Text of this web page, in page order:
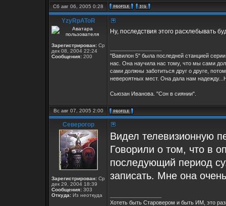
Сб авг 06, 2005 0:28
YzyRpAToR
Зарегистрирован: Ср
дек 08, 2004 22:24
Сообщения: 200
Ну, последствия этого расхлебывать
"Вавилон 5" была последней станцией
нас. Она научила нас тому, что мы сами
сами должны заботиться друг о друге,
невероятных мест. Она дала нам
Сьюзан Иванова. "Сон в сиянии".
Вс авг 07, 2005 2:00
Северогор
Зарегистрирован: Ср
дек 29, 2004 18:39
Сообщения: 303
Откуда: Из неоткуда
Видел телевизионную
Говорили о том, что в
последующий период
записать. Мне она
Хотеть быть Старовером и быть ИМ, это